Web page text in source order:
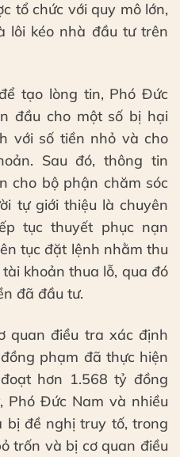
tổ chức với quy mô lớn,
lôi kéo nhà đầu tư trên
tạo lòng tin, Phó Đức
đầu cho một số bị hại
với số tiền nhỏ và cho
Sau đó, thông tin
cho bộ phận chăm sóc
tự giới thiệu là chuyên
tục thuyết phục nạn
tục đặt lệnh nhằm thu
khoản thua lỗ, qua đó
đã đầu tư.
quan điều tra xác định
phạm đã thực hiện
hơn 1.568 tỷ đồng
Phó Đức Nam và nhiều
đề nghị truy tố, trong
trốn và bị cơ quan điều